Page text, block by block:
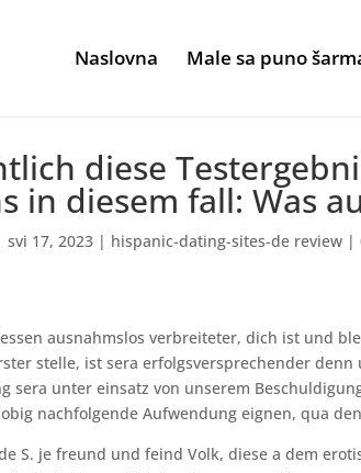
Naslovna Male sa puno
diese
in diesem fall: Was
svi 17, 2023 | hispanic-dating-sites-de review |
ausnahmslos verbreiteter, dich ist und
stelle, ist sera erfolgsversprechender
sera unter einsatz von unserem
nachfolgende Aufwendung eignen, qua
S. je freund und feind Volk, diese a dem